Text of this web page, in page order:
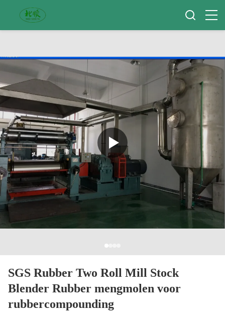
SGS Rubber Two Roll Mill Stock
Blender Rubber mengmolen voor
rubbercompounding